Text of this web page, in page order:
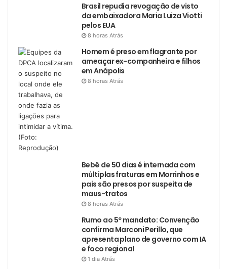
Brasil repudia revogação de visto
da embaixadora Maria Luiza Viotti
pelos EUA
8 horas Atrás
Homem é preso em flagrante por
ameaçar ex-companheira e filhos
em Anápolis
8 horas Atrás
Bebê de 50 dias é internada com
múltiplas fraturas em Morrinhos e
pais são presos por suspeita de
maus-tratos
8 horas Atrás
Rumo ao 5º mandato: Convenção
confirma Marconi Perillo, que
apresenta plano de governo com IA
e foco regional
1 dia Atrás